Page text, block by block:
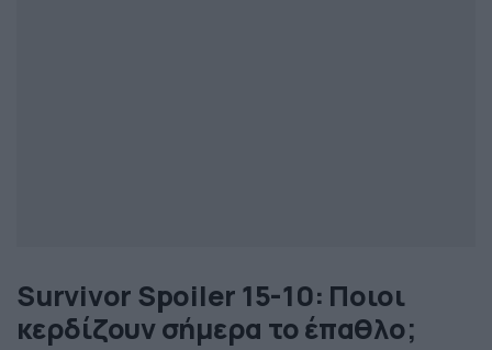
Survivor Spoiler 15-10: Ποιοι
κερδίζουν σήμερα το έπαθλο;